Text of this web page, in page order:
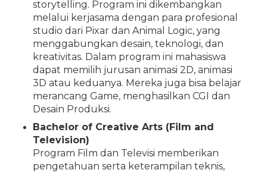
storytelling. Program ini dikembangkan
melalui kerjasama dengan para profesional
studio dari Pixar dan Animal Logic, yang
menggabungkan desain, teknologi, dan
kreativitas. Dalam program ini mahasiswa
dapat memilih jurusan animasi 2D, animasi
3D atau keduanya. Mereka juga bisa belajar
merancang Game, menghasilkan CGI dan
Desain Produksi.
Bachelor of Creative Arts (Film and
Television)
Program Film dan Televisi memberikan
pengetahuan serta keterampilan teknis,